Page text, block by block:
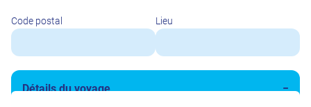
Code postal Lieu
Détails du voyage